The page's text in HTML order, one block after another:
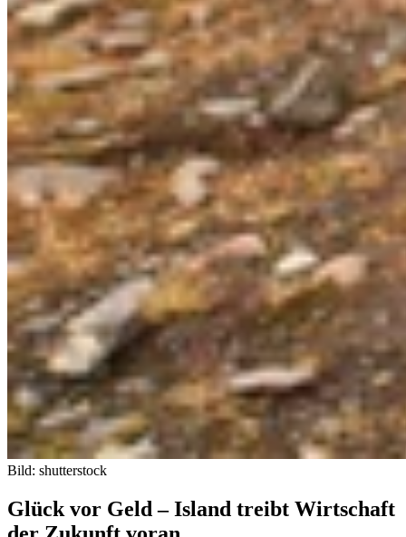
Bild: shutterstock
Glück vor Geld – Island treibt Wirtschaft